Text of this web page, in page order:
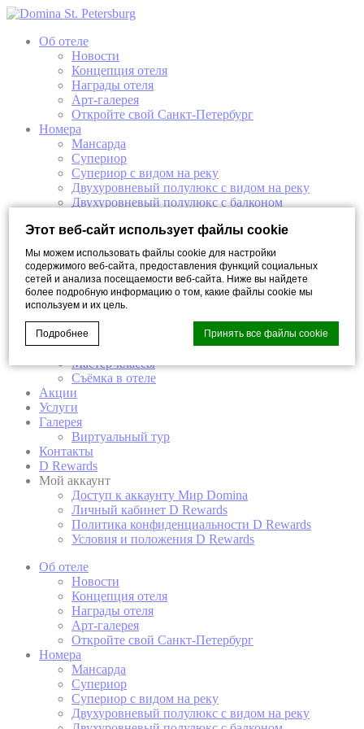
Этот веб-сайт использует файлы cookie
Мы можем использовать файлы cookie для настройки
содержимого веб-сайта, предоставления функций социальных
сетей и анализа посещаемости веб-сайта. Ниже вы найдете
более подробную информацию о том, какие файлы cookie мы
используем и их цель.
Подробнее Принять все файлы cookie
Cookie Declaration by
28.
Что такое куки?
Файлы cookie - это небольшие фрагменты текстовой
информации, которые используются веб-сайтом для
улучшения взаимодействия с пользователем. Примите
все файлы cookie или выберите, какие категории вы
хотите разрешить.
политика в отношении файлов cookie
Нужно
Необходимые файлы cookie позволяют веб-сайту вести
себя должным образом, обеспечивая основные
функции, такие как вход в личный кабинет или
навигацию по сайту.
Таких файлов cookie нет.
Об отеле
Новости
Концепция отеля
Награды отеля
Арт-галерея
Откройте свой Санкт-Петербург
Номера
Мансарда
Супериор
Супериор с видом на реку
Двухуровневый полулюкс с видом на реку
Двухуровневый полулюкс с балконом
Представительский Люкс
Ресторан «Волны»/Restaurant ONDE
Бар «Девять»/Bar Nove
Завтраки в отеле
Мероприятия
Конференции
Банкеты
Свадьба в отеле
Мастер-классы
Съёмка в отеле
Акции
Услуги
Галерея
Виртуальный тур
Контакты
D Rewards
Мой аккаунт
Доступ к аккаунту Мир Domina
Личный кабинет D Rewards
Политика конфиденциальности D Rewards
Условия и положения D Rewards
Об отеле
Новости
Концепция отеля
Награды отеля
Арт-галерея
Откройте свой Санкт-Петербург
Номера
Мансарда
Супериор
Супериор с видом на реку
Двухуровневый полулюкс с видом на реку